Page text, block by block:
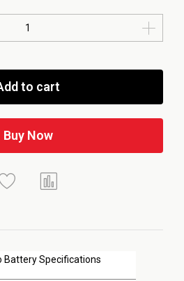
Battery Specifications
to cart
Buy Now